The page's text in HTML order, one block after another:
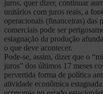
juros, quer dizer, continuar
unitários com juros reais, a
operacionais (financeiras) das
comerciais pode ser
estagnação da produção
o que deve acontecer.
Pode-se, assim, dizer que o
juros” dos últimos 17 meses
pervertida forma de política
atividade econômica